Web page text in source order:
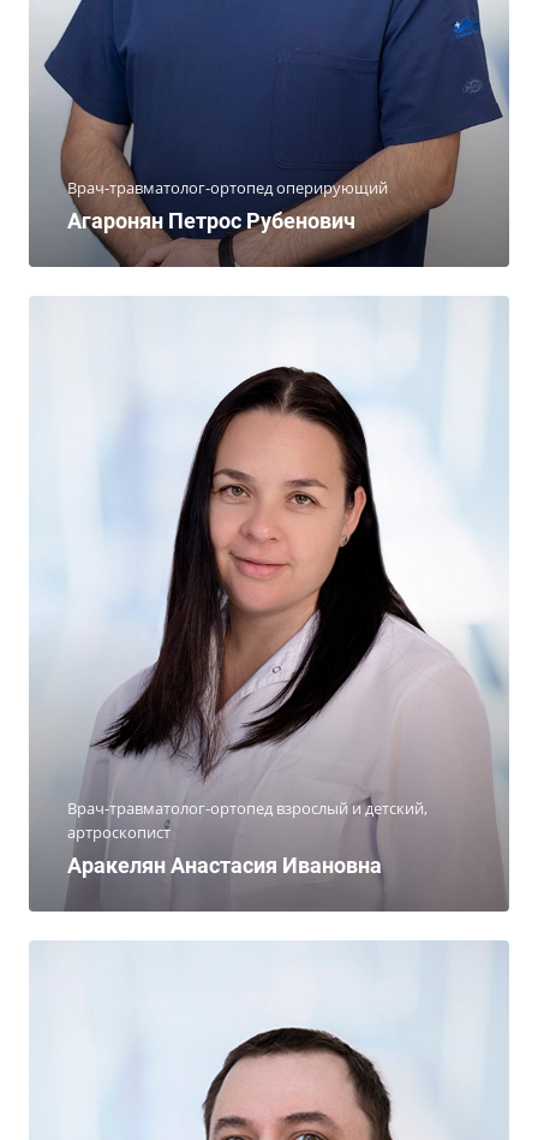
Врач-травматолог-ортопед оперирующий
Агаронян Петрос Рубенович
Врач-травматолог-ортопед взрослый и детский,
артроскопист
Аракелян Анастасия Ивановна